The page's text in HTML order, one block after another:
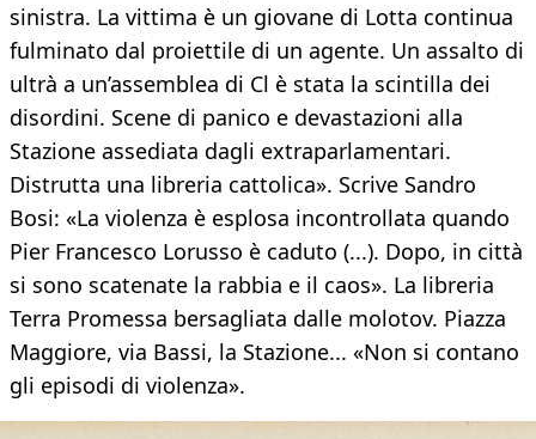
sinistra. La vittima è un giovane di Lotta continua
fulminato dal proiettile di un agente. Un assalto di
ultrà a un’assemblea di Cl è stata la scintilla dei
disordini. Scene di panico e devastazioni alla
Stazione assediata dagli extraparlamentari.
Distrutta una libreria cattolica». Scrive Sandro
Bosi: «La violenza è esplosa incontrollata quando
Pier Francesco Lorusso è caduto (...). Dopo, in città
si sono scatenate la rabbia e il caos». La libreria
Terra Promessa bersagliata dalle molotov. Piazza
Maggiore, via Bassi, la Stazione... «Non si contano
gli episodi di violenza».